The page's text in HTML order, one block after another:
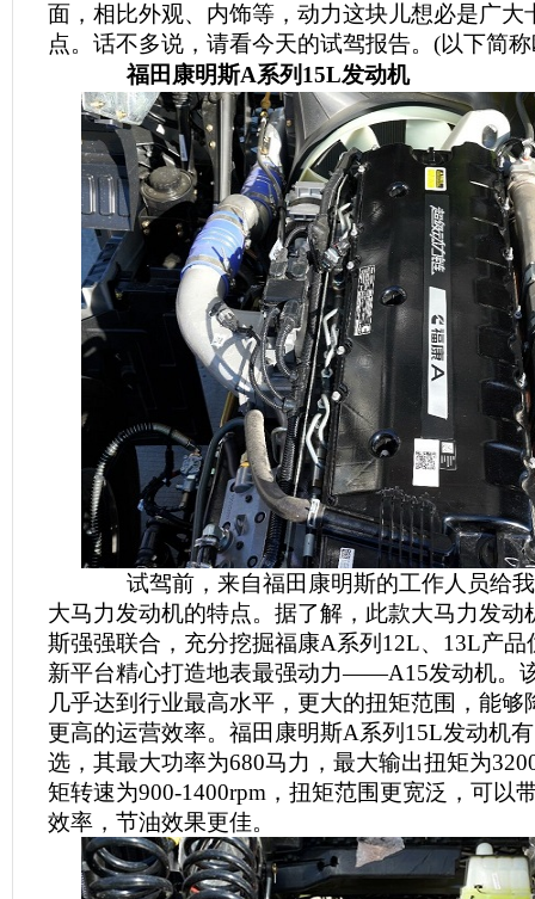
面，相比外观、内饰等，动力这块儿想必是广大
点。话不多说，请看今天的试驾报告。(以下简
福田康明斯A系列15L发动机
试驾前，来自福田康明斯的工作人员给我
大马力发动机的特点。据了解，此款大马力发动
斯强强联合，充分挖掘福康A系列12L、13L产品
新平台精心打造地表最强动力——A15发动机。
几乎达到行业最高水平，更大的扭矩范围，能够
更高的运营效率。福田康明斯A系列15L发动机
选，其最大功率为680马力，最大输出扭矩为
矩转速为900-1400rpm，扭矩范围更宽泛，可以
效率，节油效果更佳。